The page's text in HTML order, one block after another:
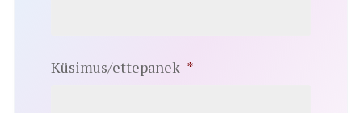
Küsimus/ettepanek *